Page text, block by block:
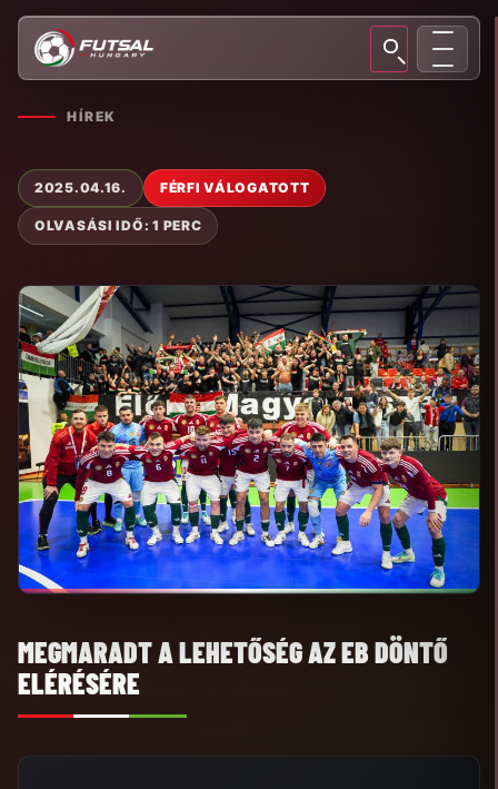
HÍREK
2025.04.16. FÉRFI VÁLOGATOTT
OLVASÁSI IDŐ: 1 PERC
MEGMARADT A LEHETŐSÉG AZ EB DÖNTŐ
ELÉRÉSÉRE